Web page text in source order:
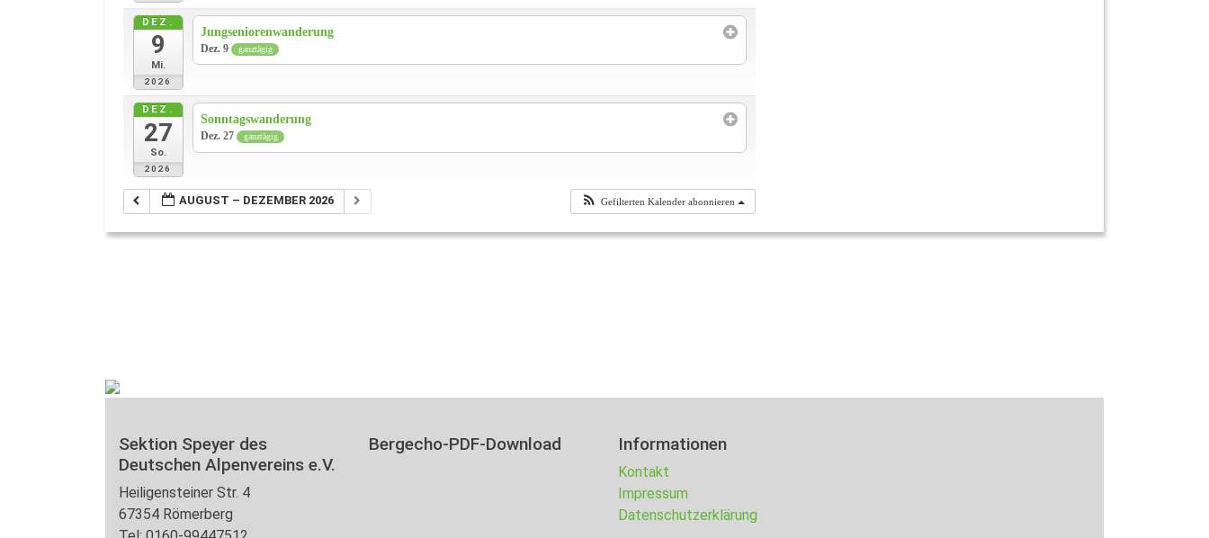
DEZ.
9
Mi.
2026
Jungseniorenwanderung
Dez. 9 ganztägig
DEZ.
27
So.
2026
Sonntagswanderung
Dez. 27 ganztägig
AUGUST – DEZEMBER 2026 Gefilterten Kalender abonnieren
Sektion Speyer des
Deutschen Alpenvereins e.V.
Heiligensteiner Str. 4
67354 Römerberg
Bergecho-PDF-Download Informationen
Kontakt
Impressum
Datenschutzerklärung